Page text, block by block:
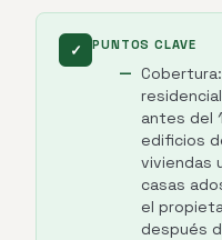
✓ PUNTOS CLAVE
antes del
edificios
viviendas
casas
el
después